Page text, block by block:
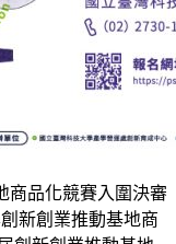
商品化競賽入圍決審
新創業推動基地商